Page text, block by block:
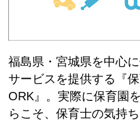
福島県・宮城県を中心
サービスを提供する『
ORK』。実際に保育園
らこそ、保育士の気持